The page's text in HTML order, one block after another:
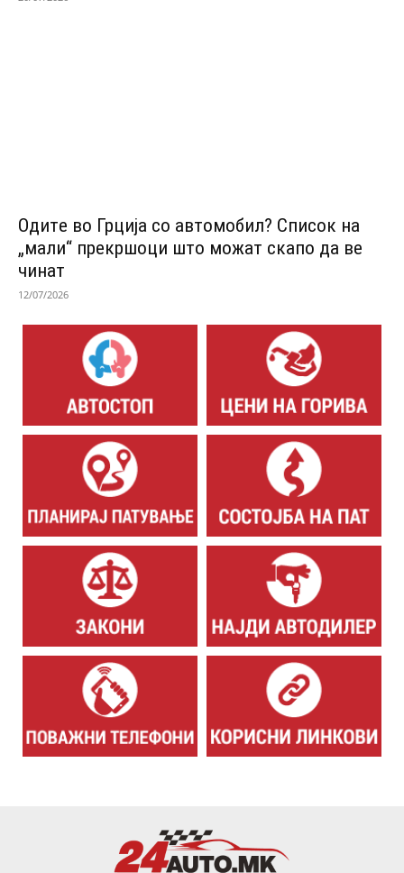
Одитe во Грција со автомобил? Список на
„мали“ прекршоци што можат скапо да ве
чинат
12/07/2026